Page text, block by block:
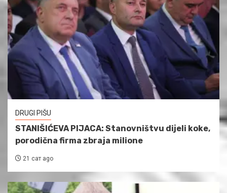
DRUGI PIŠU
STANIŠIĆEVA PIJACA: Stanovništvu dijeli koke,
porodična firma zbraja milione
21 сат ago